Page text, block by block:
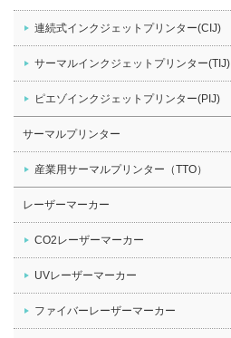
連続式インクジェットプリンター(CIJ)
サーマルインクジェットプリンター(TIJ)
ピエゾインクジェットプリンター(PIJ)
サーマルプリンター
産業用サーマルプリンター（TTO）
レーザーマーカー
CO2レーザーマーカー
UVレーザーマーカー
ファイバーレーザーマーカー